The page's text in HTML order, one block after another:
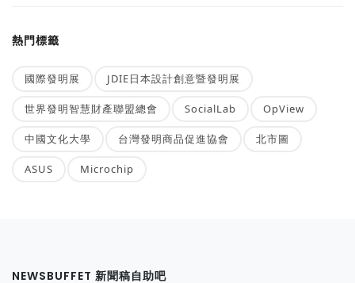
熱門標籤
國際發明展 JDIE日本設計創意暨發明展
世界發明智慧財產聯盟總會 SocialLab OpView
中國文化大學 台灣發明商品促進協會 北市圖
ASUS Microchip
NEWSBUFFET 新聞稿自助吧